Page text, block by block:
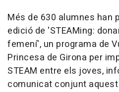
Més de 630 alumnes han
edició de 'STEAMing:
femení', un programa de
Princesa de Girona per
STEAM entre els joves,
comunicat conjunt